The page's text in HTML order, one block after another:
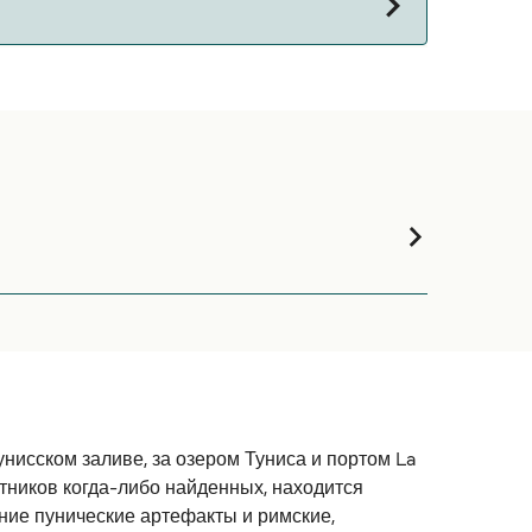
паромы с:
заливе, за озером Туниса и портом La
когда-либо найденных, находится
пунические артефакты и римские,